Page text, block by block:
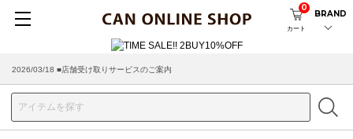
カート
0
BRAND
2026/03/18 ■店舗受け取りサービスのご案内